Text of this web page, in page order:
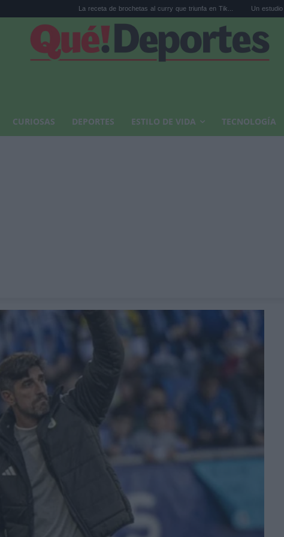
La receta de brochetas al curry que triunfa en Tik... Un estudio revela que los
CURIOSAS DEPORTES ESTILO DE VIDA TECNOLOGÍA